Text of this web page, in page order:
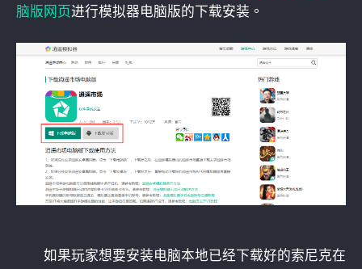
脑版网页进行模拟器电脑版的下载安装。
如果玩家想要安装电脑本地已经下载好的索尼克在